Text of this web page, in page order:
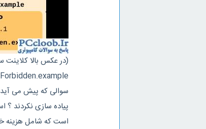
Forbidden.example توسط یک DNS مجاز درخواستی ارسال کند)